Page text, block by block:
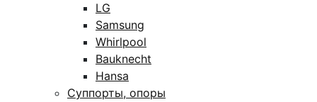
LG
Samsung
Whirlpool
Bauknecht
Hansa
Суппорты, опоры